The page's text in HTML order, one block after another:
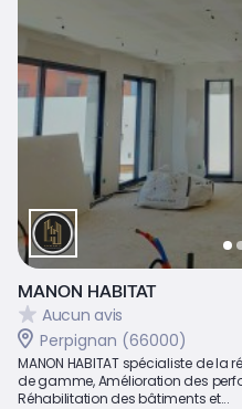
MANON HABITAT
Aucun avis
Perpignan (66000)
MANON HABITAT spécialiste de
de gamme, Amélioration des
Réhabilitation des bâtiments et...